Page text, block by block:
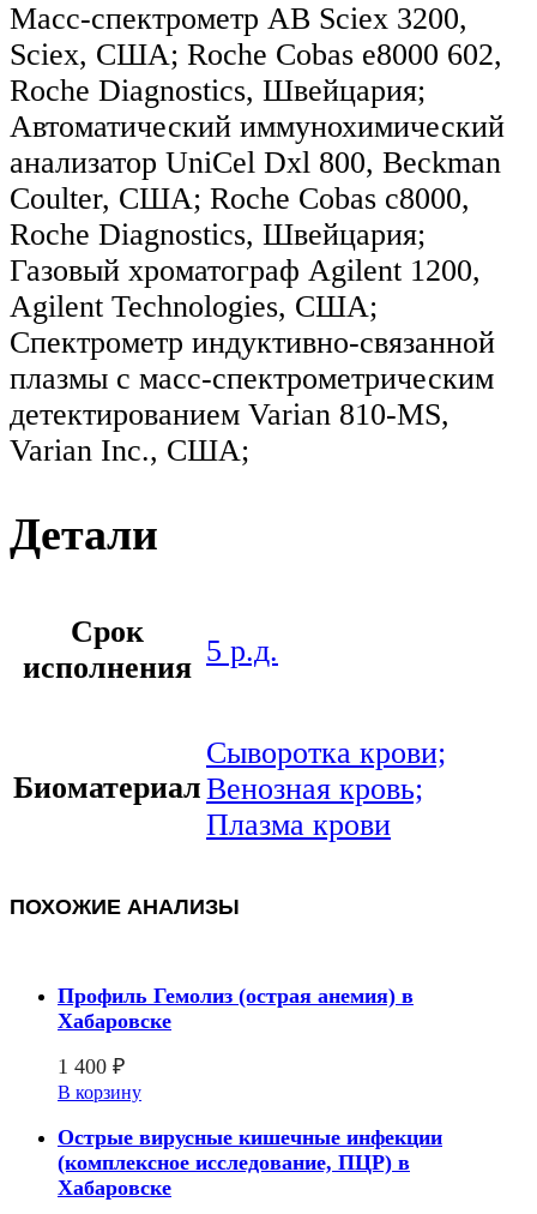
Масс-спектрометр AB Sciex 3200,
Sciex, США; Roche Cobas e8000 602,
Roche Diagnostics, Швейцария;
Автоматический иммунохимический
анализатор UniCel Dxl 800, Beckman
Coulter, США; Roche Cobas c8000,
Roche Diagnostics, Швейцария;
Газовый хроматограф Agilent 1200,
Agilent Technologies, США;
Спектрометр индуктивно-связанной
плазмы с масс-спектрометрическим
детектированием Varian 810-MS,
Varian Inc., США;
Детали
Срок
исполнения 5 р.д.
Биоматериал
Сыворотка крови;
Венозная кровь;
Плазма крови
ПОХОЖИЕ АНАЛИЗЫ
Профиль Гемолиз (острая анемия) в
Хабаровске
1 400 ₽
В корзину
Острые вирусные кишечные инфекции
(комплексное исследование, ПЦР) в
Хабаровске